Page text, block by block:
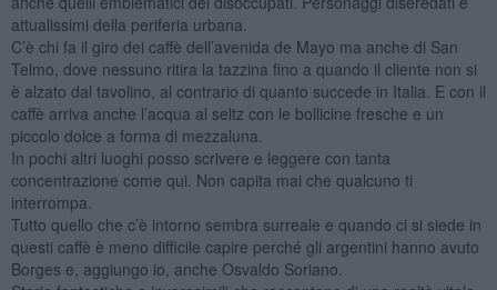
attualissimi della periferia urbana.
C’è chi fa il giro dei caffè dell’avenida de Mayo ma anche di San
Telmo, dove nessuno ritira la tazzina fino a quando il cliente non si
è alzato dal tavolino, al contrario di quanto succede in Italia. E con il
caffè arriva anche l’acqua al seltz con le bollicine fresche e un
piccolo dolce a forma di mezzaluna.
In pochi altri luoghi posso scrivere e leggere con tanta
concentrazione come qui. Non capita mai che qualcuno ti
interrompa.
Tutto quello che c’è intorno sembra surreale e quando ci si siede in
questi caffè è meno difficile capire perché gli argentini hanno avuto
Borges e, aggiungo io, anche Osvaldo Soriano.